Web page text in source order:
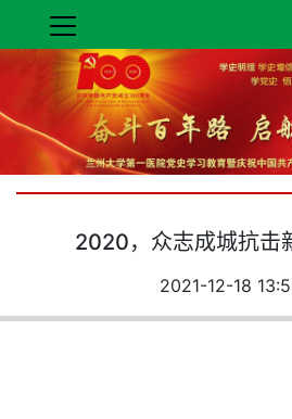
2020，众志成城抗击
2021-12-18